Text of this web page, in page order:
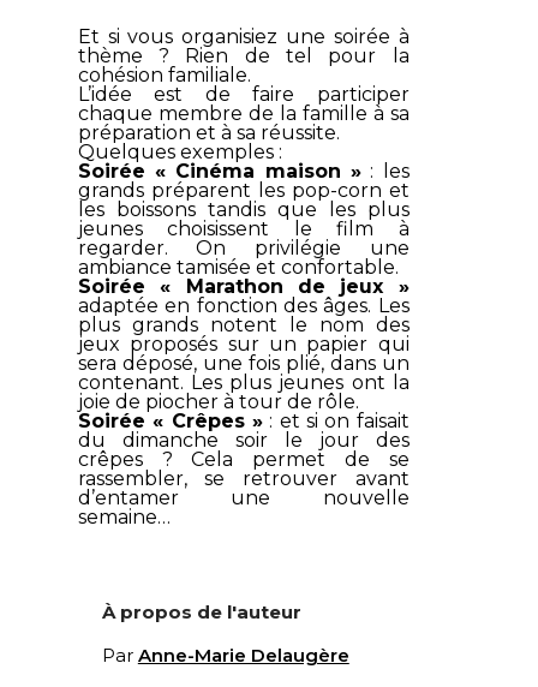
Et si vous organisiez une soirée à
thème ? Rien de tel pour la
cohésion familiale.
L’idée est de faire participer
chaque membre de la famille à sa
préparation et à sa réussite.
Quelques exemples :
Soirée « Cinéma maison » : les
grands préparent les pop-corn et
les boissons tandis que les plus
jeunes choisissent le film à
regarder. On privilégie une
ambiance tamisée et confortable.
Soirée « Marathon de jeux »
adaptée en fonction des âges. Les
plus grands notent le nom des
jeux proposés sur un papier qui
sera déposé, une fois plié, dans un
contenant. Les plus jeunes ont la
joie de piocher à tour de rôle.
Soirée « Crêpes »: et si on faisait
du dimanche soir le jour des
crêpes ? Cela permet de se
rassembler, se retrouver avant
d’entamer une nouvelle
semaine…
À propos de l'auteur
Par Anne-Marie Delaugère